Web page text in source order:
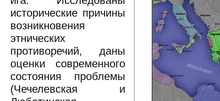
исторические причины
возникновения
этнических
противоречий, даны
оценки современного
состояния проблемы
(Чечелевская и